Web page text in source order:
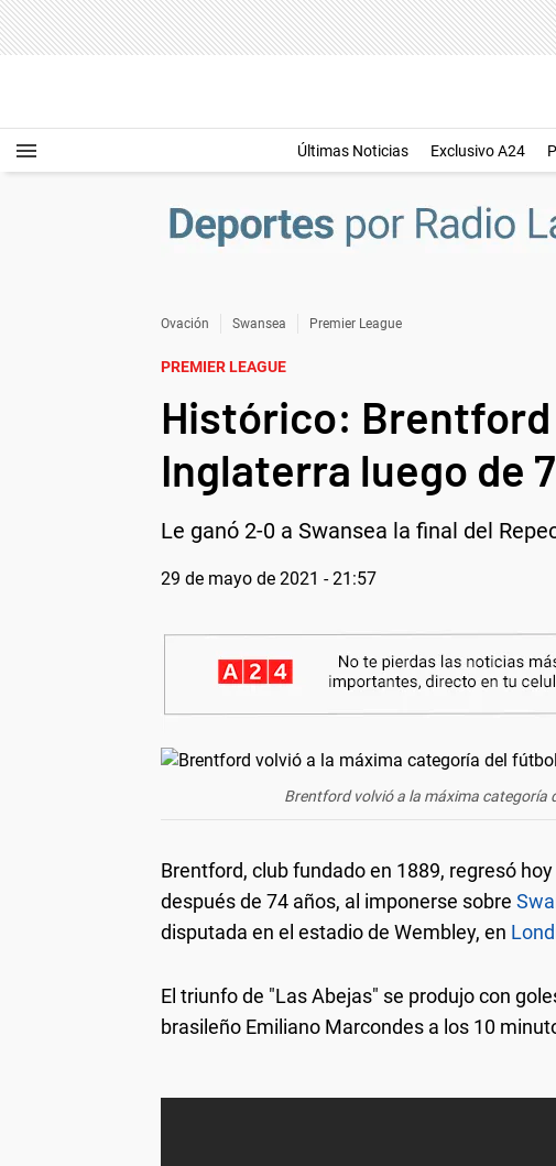
Últimas Noticias Exclusivo A24
Ovación Swansea Premier League
PREMIER LEAGUE
Histórico: Brentford
Inglaterra luego de
Le ganó 2-0 a Swansea la final del
29 de mayo de 2021 - 21:57
Brentford volvió a la máxima categoría
Brentford, club fundado en 1889, regresó
después de 74 años, al imponerse sobre
disputada en el estadio de Wembley, en
El triunfo de "Las Abejas" se produjo con
brasileño Emiliano Marcondes a los 10